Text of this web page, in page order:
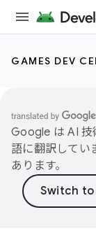
GAMES DEV
Google は AI 技
語に翻訳してい
あります。